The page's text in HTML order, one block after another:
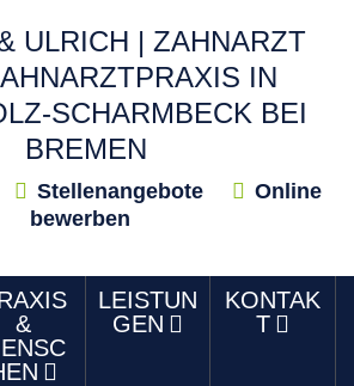
Stellenangebote
Online
bewerben
&
LEISTUN
GEN
KONTAK
T